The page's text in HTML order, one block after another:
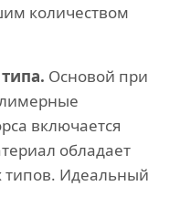
количеством
Основой при
включается
обладает
типов. Идеальный